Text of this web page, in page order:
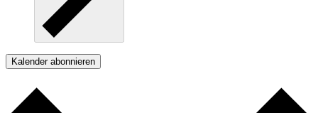
Kalender abonnieren